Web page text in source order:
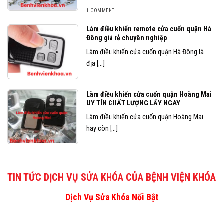
1 COMMENT
Làm điều khiển remote cửa cuốn quận Hà
Đông giá rẻ chuyên nghiệp
Làm điều khiển cửa cuốn quận Hà Đông là
địa [...]
Làm điều khiển cửa cuốn quận Hoàng Mai
UY TÍN CHẤT LƯỢNG LẤY NGAY
Làm điều khiển cửa cuốn quận Hoàng Mai
hay còn [...]
TIN TỨC DỊCH VỤ SỬA KHÓA CỦA BỆNH VIỆN KHÓA
Dịch Vụ Sửa Khóa Nổi Bật